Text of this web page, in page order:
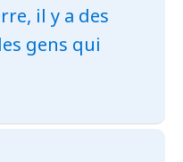
il y a des
gens qui